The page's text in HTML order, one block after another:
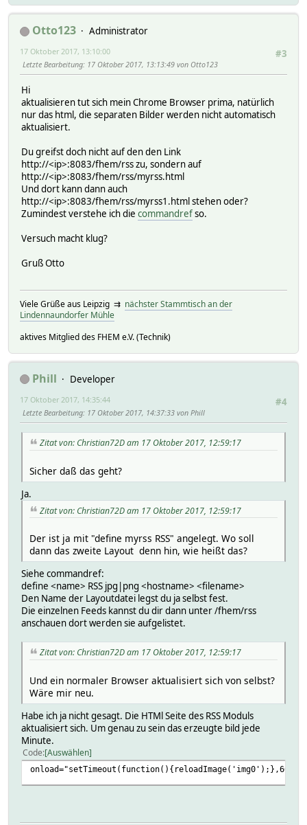
Otto123
Administrator
#3
17 Oktober 2017, 13:10:00
Letzte Bearbeitung: 17 Oktober 2017, 13:13:49 von Otto123
Hi
aktualisieren tut sich mein Chrome Browser prima, natürlich
nur das html, die separaten Bilder werden nicht automatisch
aktualisiert.
Du greifst doch nicht auf den den Link
http://<ip>:8083/fhem/rss zu, sondern auf
http://<ip>:8083/fhem/rss/myrss.html
Und dort kann dann auch
http://<ip>:8083/fhem/rss/myrss1.html stehen oder?
Zumindest verstehe ich die commandrefso.
Versuch macht klug?
Gruß Otto
Viele Grüße aus Leipzig ⇉ nächster Stammtisch an der
Lindennaundorfer Mühle
aktives Mitglied des FHEM e.V. (Technik)
Phill
Developer
#4
17 Oktober 2017, 14:35:44
Letzte Bearbeitung: 17 Oktober 2017, 14:37:33 von Phill
Zitat von: Christian72D am 17 Oktober 2017, 12:59:17
Sicher daß das geht?
Ja.
Zitat von: Christian72D am 17 Oktober 2017, 12:59:17
Der ist ja mit "define myrss RSS" angelegt. Wo soll
dann das zweite Layout denn hin, wie heißt das?
Siehe commandref:
define <name> RSS jpg|png <hostname> <filename>
Den Name der Layoutdatei legst du ja selbst fest.
Die einzelnen Feeds kannst du dir dann unter /fhem/rss
anschauen dort werden sie aufgelistet.
Zitat von: Christian72D am 17 Oktober 2017, 12:59:17
Und ein normaler Browser aktualisiert sich von selbst?
Wäre mir neu.
Habe ich ja nicht gesagt. Die HTMl Seite des RSS Moduls
aktualisiert sich. Um genau zu sein das erzeugte bild jede
Minute.
Code Auswählen